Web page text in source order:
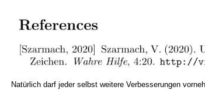
Natürlich darf jeder selbst weitere Verbesserungen